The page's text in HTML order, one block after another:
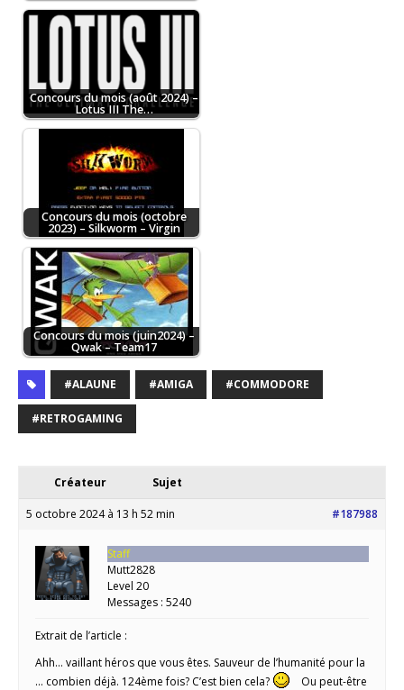
Concours du mois (août 2024) –
Lotus III The…
Concours du mois (octobre
2023) – Silkworm – Virgin
Concours du mois (juin2024) –
Qwak – Team17
#ALAUNE #AMIGA #COMMODORE
#RETROGAMING
Créateur Sujet
5 octobre 2024 à 13 h 52 min #187988
Staff
Mutt2828
Level 20
Messages : 5240
Extrait de l’article :
Ahh… vaillant héros que vous êtes. Sauveur de l’humanité pour la
… combien déjà. 124ème fois? C’est bien cela?
Ou peut-être